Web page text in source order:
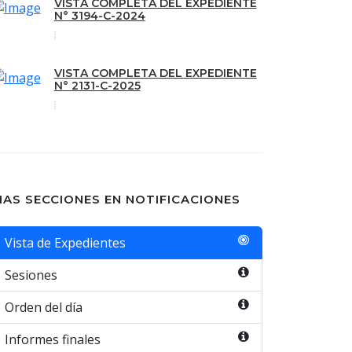
VISTA COMPLETA DEL EXPEDIENTE
N° 3194-C-2024
VISTA COMPLETA DEL EXPEDIENTE
N° 2131-C-2025
SECCIONES EN NOTIFICACIONES
Vista de Expedientes
Sesiones
Orden del día
Informes finales